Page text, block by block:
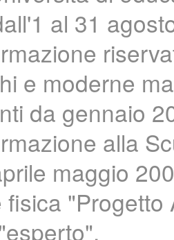
al 31
e moderne
da gennaio
alla
maggio